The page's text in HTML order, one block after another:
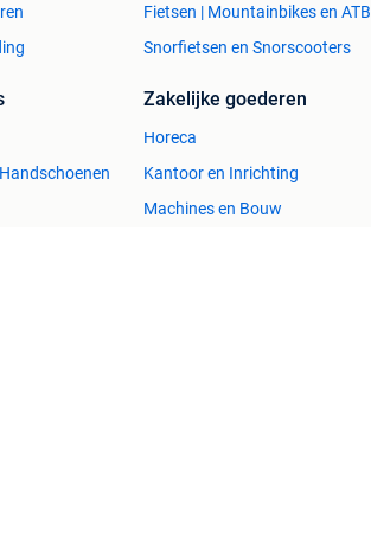
Fietsen | Mountainbikes en ATB
Snorfietsen en Snorscooters
Zakelijke goederen
Horeca
Kantoor en Inrichting
Machines en Bouw